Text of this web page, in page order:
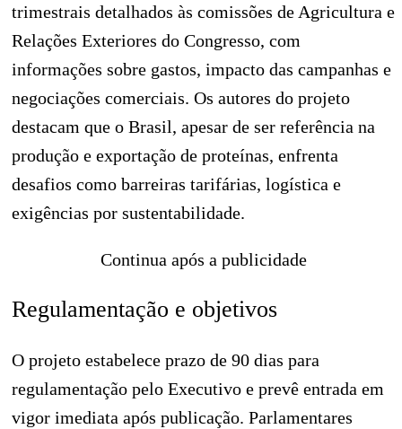
trimestrais detalhados às comissões de Agricultura e
Relações Exteriores do Congresso, com
informações sobre gastos, impacto das campanhas e
negociações comerciais. Os autores do projeto
destacam que o Brasil, apesar de ser referência na
produção e exportação de proteínas, enfrenta
desafios como barreiras tarifárias, logística e
exigências por sustentabilidade.
Continua após a publicidade
Regulamentação e objetivos
O projeto estabelece prazo de 90 dias para
regulamentação pelo Executivo e prevê entrada em
vigor imediata após publicação. Parlamentares